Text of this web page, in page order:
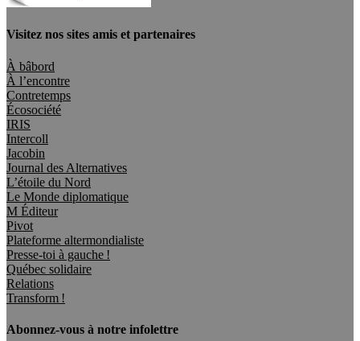
Visitez nos sites amis et partenaires
À bâbord
À l’encontre
Contretemps
Écosociété
IRIS
Intercoll
Jacobin
Journal des Alternatives
L’étoile du Nord
Le Monde diplomatique
M Éditeur
Pivot
Plateforme altermondialiste
Presse-toi à gauche !
Québec solidaire
Relations
Transform !
Abonnez-vous à notre infolettre